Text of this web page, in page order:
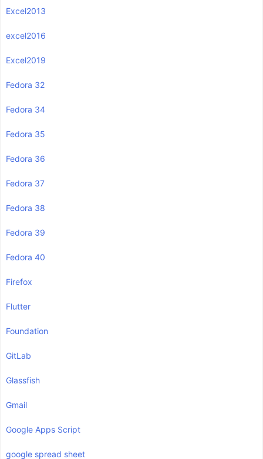
Excel2013
excel2016
Excel2019
Fedora 32
Fedora 34
Fedora 35
Fedora 36
Fedora 37
Fedora 38
Fedora 39
Fedora 40
Firefox
Flutter
Foundation
GitLab
Glassfish
Gmail
Google Apps Script
google spread sheet